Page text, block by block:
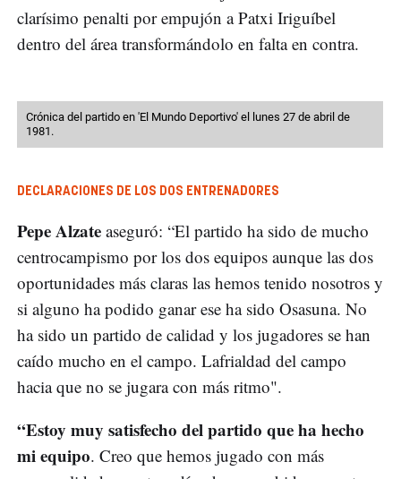
clarísimo penalti por empujón a Patxi Iriguíbel
dentro del área transformándolo en falta en contra.
Crónica del partido en 'El Mundo Deportivo' el lunes 27 de abril de
1981.
DECLARACIONES DE LOS DOS ENTRENADORES
Pepe Alzate aseguró: “El partido ha sido de mucho
centrocampismo por los dos equipos aunque las dos
oportunidades más claras las hemos tenido nosotros y
si alguno ha podido ganar ese ha sido Osasuna. No
ha sido un partido de calidad y los jugadores se han
caído mucho en el campo. Lafrialdad del campo
hacia que no se jugara con más ritmo".
“Estoy muy satisfecho del partido que ha hecho
mi equipo. Creo que hemos jugado con más